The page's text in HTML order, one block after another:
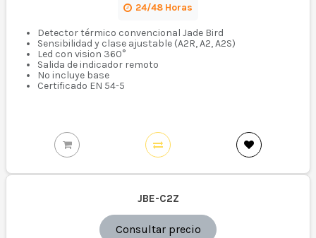
24/48 Horas
Detector térmico convencional Jade Bird
Sensibilidad y clase ajustable (A2R, A2, A2S)
Led con vision 360°
Salida de indicador remoto
No incluye base
Certificado EN 54-5
JBE-C2Z
Consultar precio